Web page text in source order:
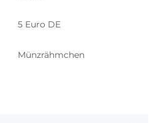
5 Euro DE
Münzrähmchen